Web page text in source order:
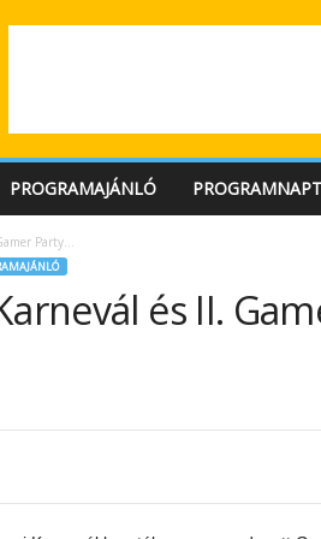
PROGRAMAJÁNLÓ
Party…
és II.